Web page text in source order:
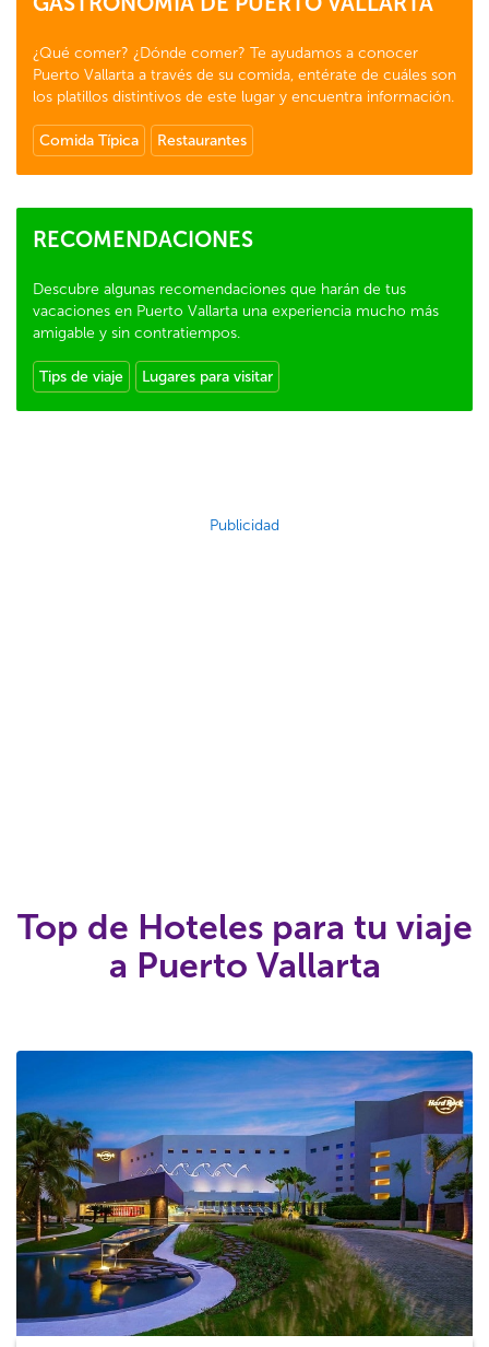
¿Qué comer? ¿Dónde comer? Te ayudamos a conocer
Puerto Vallarta a través de su comida, entérate de cuáles son
los platillos distintivos de este lugar y encuentra información.
Comida Típica Restaurantes
RECOMENDACIONES
Descubre algunas recomendaciones que harán de tus
vacaciones en Puerto Vallarta una experiencia mucho más
amigable y sin contratiempos.
Tips de viaje Lugares para visitar
Publicidad
Top de Hoteles para tu viaje
a Puerto Vallarta